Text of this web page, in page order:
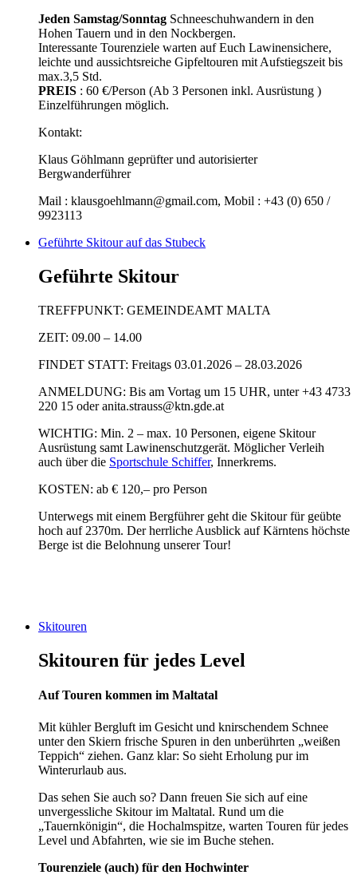
Jeden Samstag/Sonntag Schneeschuhwandern in den
Hohen Tauern und in den Nockbergen.
Interessante Tourenziele warten auf Euch Lawinensichere,
leichte und aussichtsreiche Gipfeltouren mit Aufstiegszeit bis
max.3,5 Std.
PREIS : 60 €/Person (Ab 3 Personen inkl. Ausrüstung )
Einzelführungen möglich.
Kontakt:
Klaus Göhlmann geprüfter und autorisierter
Bergwanderführer
Mail : klausgoehlmann@gmail.com, Mobil : +43 (0) 650 /
9923113
Geführte Skitour auf das Stubeck
Geführte Skitour
TREFFPUNKT: GEMEINDEAMT MALTA
ZEIT: 09.00 – 14.00
FINDET STATT: Freitags 03.01.2026 – 28.03.2026
ANMELDUNG: Bis am Vortag um 15 UHR, unter +43 4733
220 15 oder anita.strauss@ktn.gde.at
WICHTIG: Min. 2 – max. 10 Personen, eigene Skitour
Ausrüstung samt Lawinenschutzgerät. Möglicher Verleih
auch über die Sportschule Schiffer, Innerkrems.
KOSTEN: ab € 120,– pro Person
Unterwegs mit einem Bergführer geht die Skitour für geübte
hoch auf 2370m. Der herrliche Ausblick auf Kärntens höchste
Berge ist die Belohnung unserer Tour!
Skitouren
Skitouren für jedes Level
Auf Touren kommen im Maltatal
Mit kühler Bergluft im Gesicht und knirschendem Schnee
unter den Skiern frische Spuren in den unberührten „weißen
Teppich“ ziehen. Ganz klar: So sieht Erholung pur im
Winterurlaub aus.
Das sehen Sie auch so? Dann freuen Sie sich auf eine
unvergessliche Skitour im Maltatal. Rund um die
„Tauernkönigin“, die Hochalmspitze, warten Touren für jedes
Level und Abfahrten, wie sie im Buche stehen.
Tourenziele (auch) für den Hochwinter